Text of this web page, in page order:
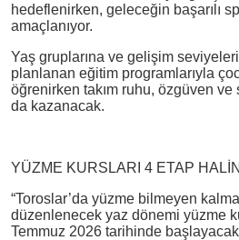
hedeflenirken, geleceğin başarılı
amaçlanıyor.
Yaş gruplarına ve gelişim
planlanan eğitim programlarıyla
öğrenirken takım ruhu, özgüven ve
da kazanacak.
YÜZME KURSLARI 4 ETAP
“Toroslar’da yüzme bilmeyen
düzenlenecek yaz dönemi yüzme
Temmuz 2026 tarihinde